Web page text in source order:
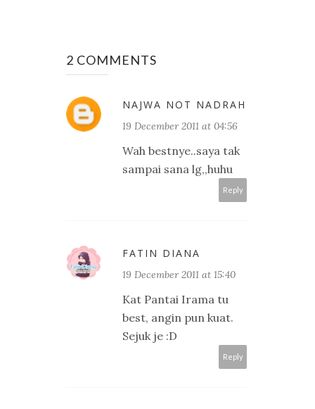
2 COMMENTS
NAJWA NOT NADRAH
19 December 2011 at 04:56
Wah bestnye..saya tak
sampai sana lg,,huhu
Reply
FATIN DIANA
19 December 2011 at 15:40
Kat Pantai Irama tu
best, angin pun kuat.
Sejuk je :D
Reply